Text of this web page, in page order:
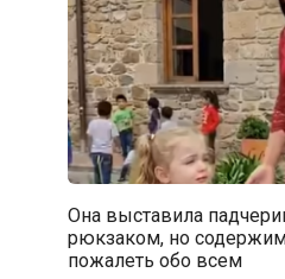
Она выставила
рюкзаком, но
пожалеть обо всем